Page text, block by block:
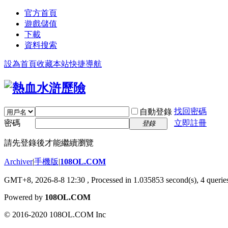
官方首頁
遊戲儲值
下載
資料搜索
設為首頁收藏本站快捷導航
自動登錄 找回密碼
密碼
登錄 立即註冊
請先登錄後才能繼續瀏覽
Archiver|手機版|108OL.COM
GMT+8, 2026-8-8 12:30 , Processed in 1.035853 second(s), 4
Powered by 108OL.COM
© 2016-2020 108OL.COM Inc